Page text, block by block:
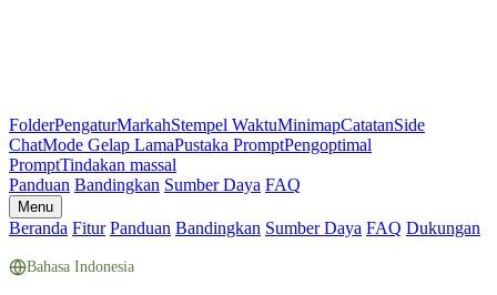
FolderPengaturMarkahStempel WaktuMinimapCatatanSide
ChatMode Gelap LamaPustaka PromptPengoptimal
PromptTindakan massal
Panduan Bandingkan Sumber Daya FAQ
Menu
Beranda Fitur Panduan Bandingkan Sumber Daya FAQ Dukungan
Bahasa Indonesia